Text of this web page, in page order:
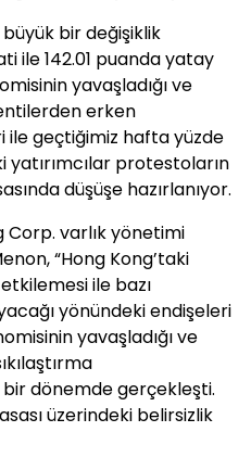
büyük bir değişiklik
ile 142.01 puanda yatay
yavaşladığı ve
erken
ile geçtiğimiz hafta yüzde
yatırımcılar protestoların
düşüşe hazırlanıyor.
varlık yönetimi
“Hong Kong’taki
ile bazı
yönündeki endişeleri
yavaşladığı ve
dönemde gerçekleşti.
üzerindeki belirsizlik